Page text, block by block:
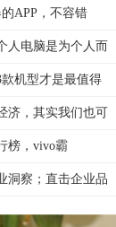
APP，不容错
人电脑是为个人而
机型才是最值得
济，其实我们也可
榜，vivo霸
洞察；直击企业品